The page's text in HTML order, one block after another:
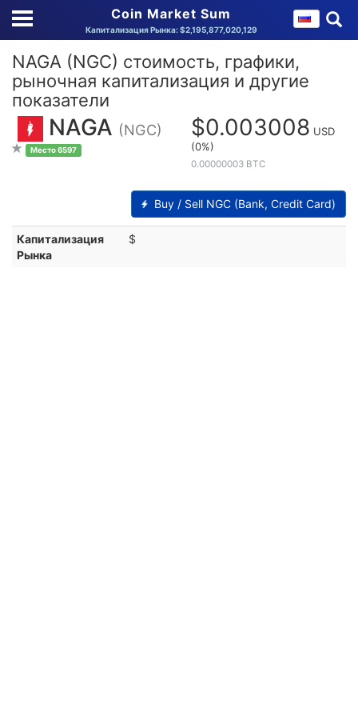
Coin Market Sum
Капитализация Рынка: $2,195,877,020,129
NAGA (NGC) стоимость, графики,
рыночная капитализация и другие
показатели
NAGA (NGC)
Место 6597
$0.003008 USD
(0%)
0.00000003 BTC
Buy / Sell NGC (Bank, Credit Card)
Капитализация
Рынка
$